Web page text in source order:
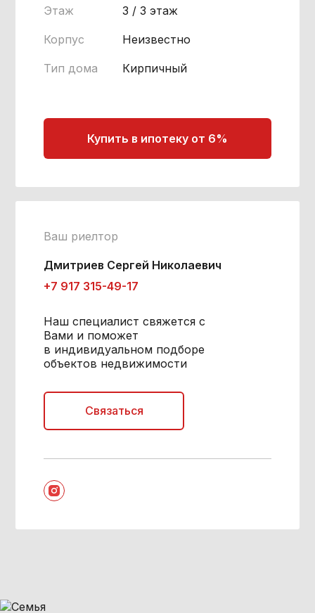
Этаж 3 / 3 этаж
Корпус Неизвестно
Тип дома Кирпичный
Купить в ипотеку от 6%
Ваш риелтор
Дмитриев Сергей Николаевич
+7 917 315-49-17
Наш специалист свяжется с
Вами и поможет
в индивидуальном подборе
объектов недвижимости
Связаться